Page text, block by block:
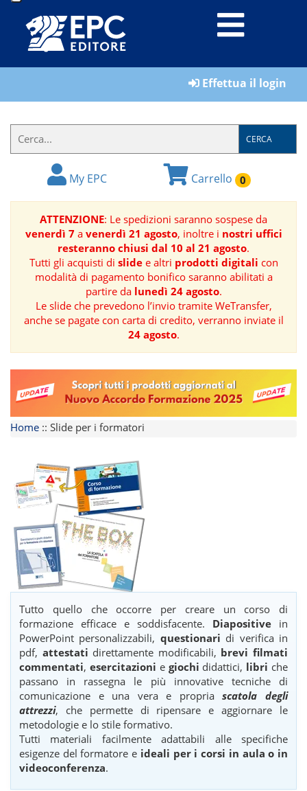
LIBRI
IL
FORMATORE
BOOK
RIVISTE
MANUALISTICA
SOFTWARE
AREE
TEMATICHE
Effettua il login
CERCA
My EPC Carrello 0
ATTENZIONE: Le spedizioni saranno sospese da
venerdì 7a venerdì 21 agosto, inoltre i nostri uffici
resteranno chiusi dal 10 al 21 agosto.
Tutti gli acquisti di slidee altri prodotti digitali con
modalità di pagamento bonifico saranno abilitati a
partire da lunedì 24 agosto.
Le slide che prevedono l’invio tramite WeTransfer,
anche se pagate con carta di credito, verranno inviate il
24 agosto.
Home :: Slide per i formatori
Tutto quello che occorre per creare un corso di
formazione efficace e soddisfacente. Diapositive in
PowerPoint personalizzabili, questionari di verifica in
pdf, attestati direttamente modificabili, brevi filmati
commentati, esercitazioni e giochi didattici, libri che
passano in rassegna le più innovative tecniche di
comunicazione e una vera e propriascatola degli
attrezzi, che permette di ripensare e aggiornare le
metodologie e lo stile formativo.
Tutti materiali facilmente adattabili alle specifiche
esigenze del formatore e ideali per i corsi in aula o in
videoconferenza.